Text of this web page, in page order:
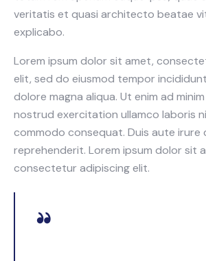
veritatis et quasi architecto beatae
explicabo.
Lorem ipsum dolor sit amet,
elit, sed do eiusmod tempor
dolore magna aliqua. Ut enim ad
nostrud exercitation ullamco laboris
commodo consequat. Duis aute irure
reprehenderit. Lorem ipsum dolor sit
consectetur adipiscing elit.